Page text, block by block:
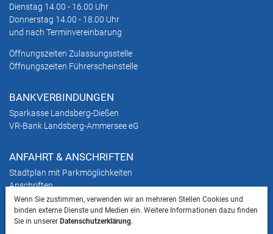
Dienstag 14.00 - 16.00 Uhr
Donnerstag 14.00 - 18.00 Uhr
und nach Terminvereinbarung
Öffnungszeiten Zulassungsstelle
Öffnungszeiten Führerscheinstelle
BANKVERBINDUNGEN
Sparkasse Landsberg-Dießen
VR-Bank Landsberg-Ammersee eG
ANFAHRT & ANSCHRIFTEN
Stadtplan mit Parkmöglichkeiten
Anschriften
HINWEIS
Wenn Sie zustimmen, verwenden wir an mehreren Stellen Cookies und
binden externe Dienste und Medien ein. Weitere Informationen dazu finden
Sie in unsererDatenschutzerklärung.